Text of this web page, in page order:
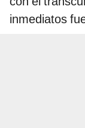
inmediatos